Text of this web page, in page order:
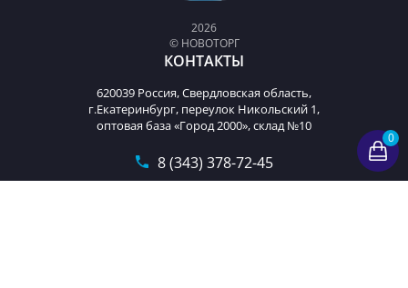
0
2026
© НОВОТОРГ
КОНТАКТЫ
620039 Россия, Свердловская область,
г.Екатеринбург, переулок Никольский 1,
оптовая база «Город 2000», склад №10
8 (343) 378-72-45